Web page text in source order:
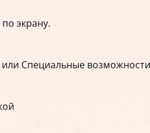
экрану.
Специальные